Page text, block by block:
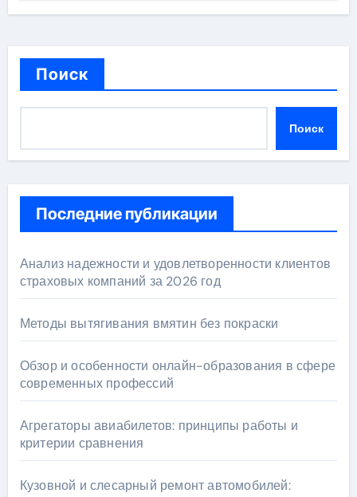
Поиск
Поиск
Последние публикации
Анализ надежности и удовлетворенности клиентов
страховых компаний за 2026 год
Методы вытягивания вмятин без покраски
Обзор и особенности онлайн-образования в сфере
современных профессий
Агрегаторы авиабилетов: принципы работы и
критерии сравнения
Кузовной и слесарный ремонт автомобилей: